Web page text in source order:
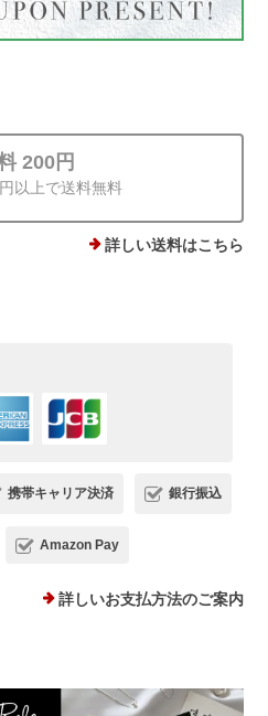
アス シルバー925
フ、とても可愛いです。まん丸では
Rolo.をご利用いただき有難
たら幸いです。 またご縁が
ることを、心よりお待ちしてお
うため、たくさん使わせていただき
200円
以上で送料無料
詳しい送料はこちら
携帯キャリア決済 銀行振込
Amazon Pay
詳しいお支払方法のご案内